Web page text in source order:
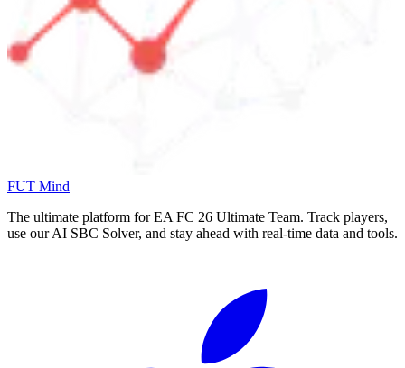
FUT Mind
The ultimate platform for EA FC 26 Ultimate Team. Track players,
use our AI SBC Solver, and stay ahead with real-time data and tools.